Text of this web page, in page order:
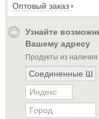
Оптовый заказ
Узнайте
Вашему адресу
Продукты из